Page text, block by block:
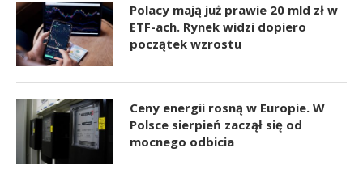
Polacy mają już prawie 20 mld zł w
ETF-ach. Rynek widzi dopiero
początek wzrostu
Ceny energii rosną w Europie. W
Polsce sierpień zaczął się od
mocnego odbicia